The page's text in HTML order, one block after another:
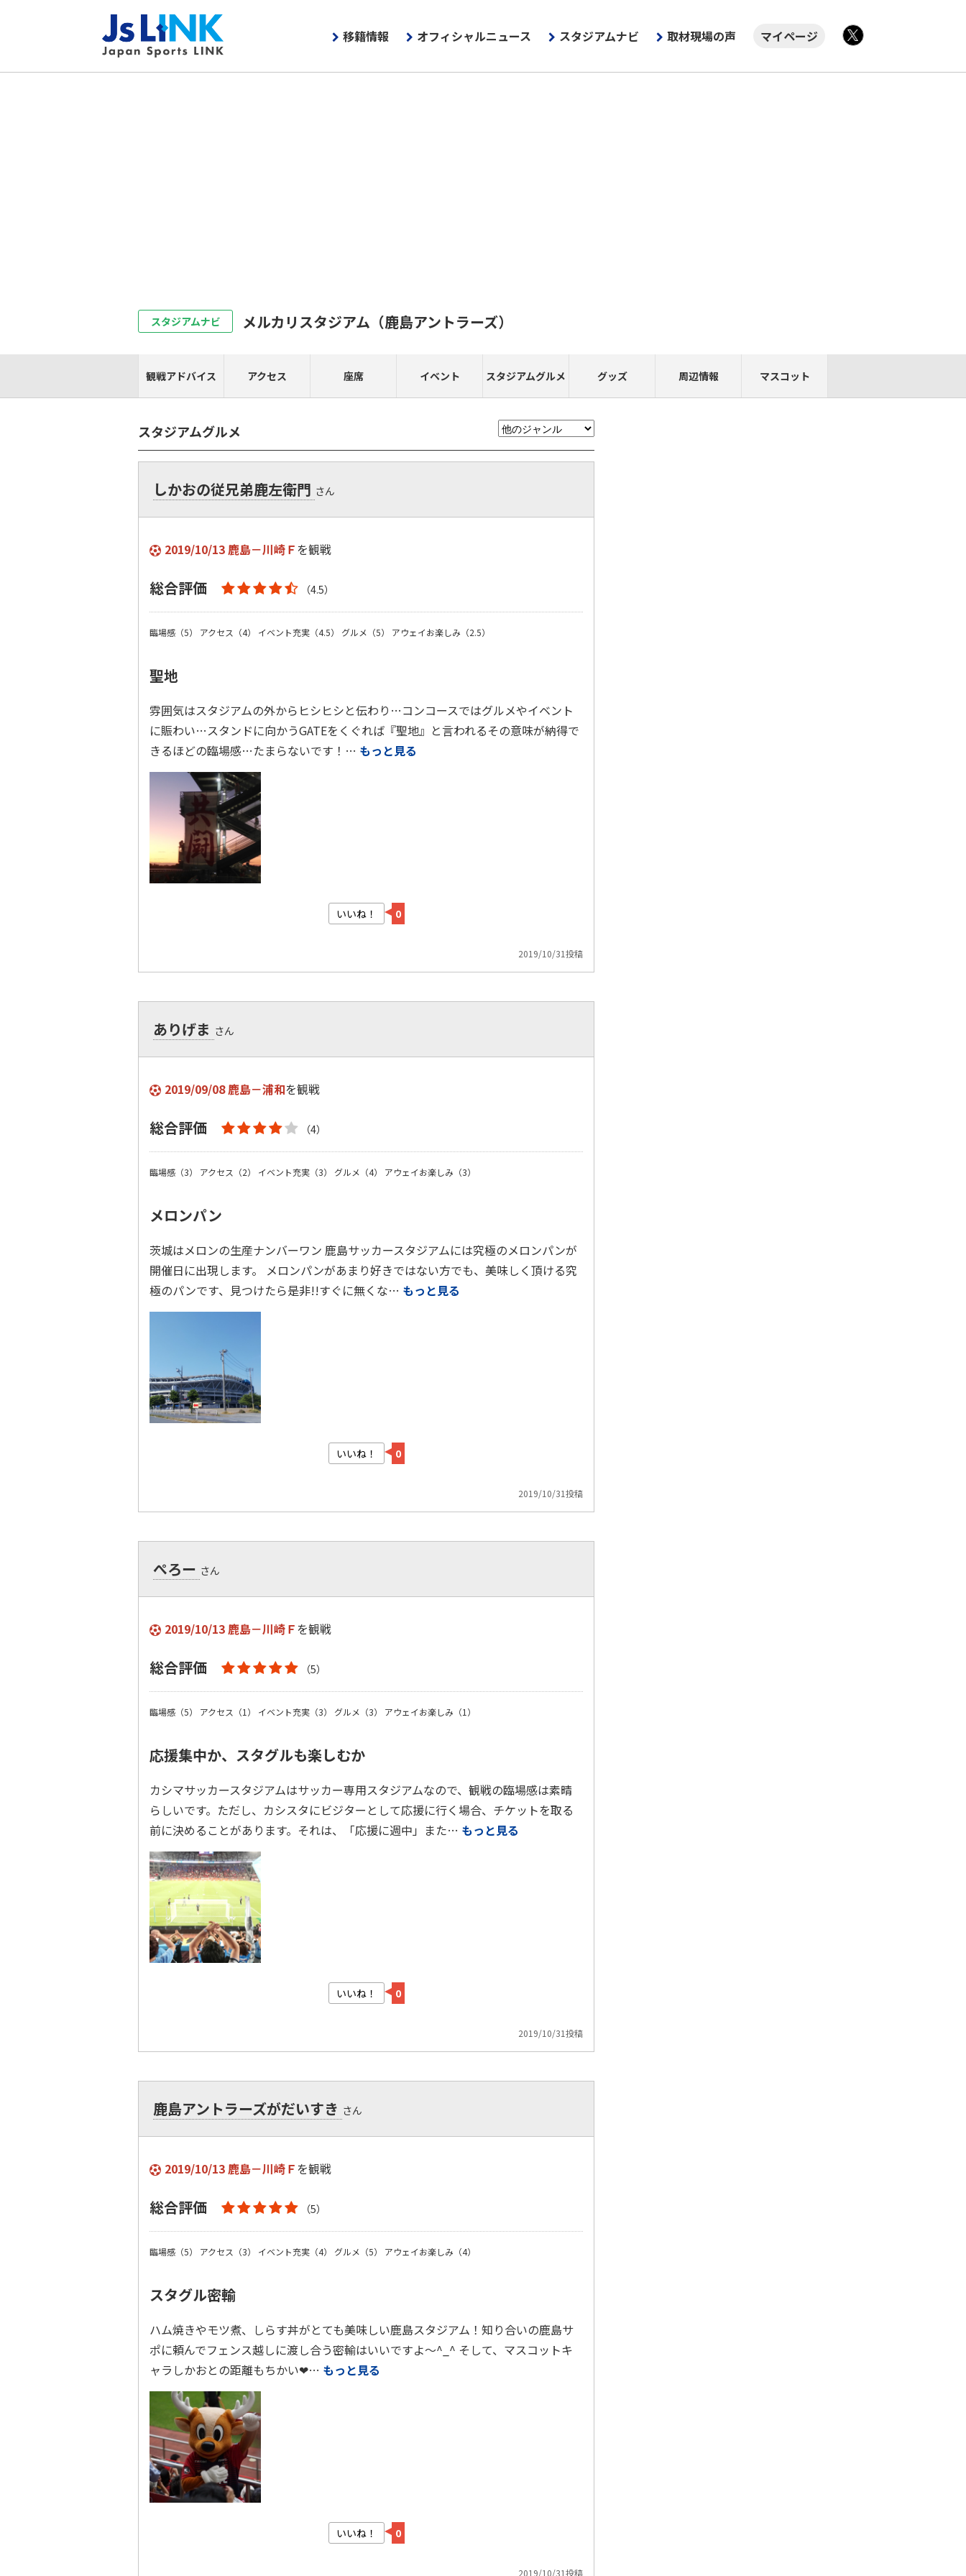
移籍情報 オフィシャルニュース スタジアムナビ 取材現場の声
マイページ
スタジアムナビ メルカリスタジアム（鹿島アントラーズ）
観戦アドバイス アクセス 座席 イベント スタジアムグルメ グッズ 周辺情報 マスコット
スタジアムグルメ
しかおの従兄弟鹿左衛門 さん
2019/10/13 鹿島－川崎Ｆを観戦
総合評価 （4.5）
臨場感（5） アクセス（4） イベント充実（4.5） グルメ（5） アウェイお楽しみ（2.5）
聖地
雰囲気はスタジアムの外からヒシヒシと伝わり…コンコースではグルメやイベント
に賑わい…スタンドに向かうGATEをくぐれば『聖地』と言われるその意味が納得で
きるほどの臨場感…たまらないです！… もっと見る
いいね！ 0
2019/10/31投稿
ありげま さん
2019/09/08 鹿島－浦和を観戦
総合評価 （4）
臨場感（3） アクセス（2） イベント充実（3） グルメ（4） アウェイお楽しみ（3）
メロンパン
茨城はメロンの生産ナンバーワン 鹿島サッカースタジアムには究極のメロンパンが
開催日に出現します。 メロンパンがあまり好きではない方でも、美味しく頂ける究
極のパンです、見つけたら是非!!すぐに無くな… もっと見る
いいね！ 0
2019/10/31投稿
ぺろー さん
2019/10/13 鹿島－川崎Ｆを観戦
総合評価 （5）
臨場感（5） アクセス（1） イベント充実（3） グルメ（3） アウェイお楽しみ（1）
応援集中か、スタグルも楽しむか
カシマサッカースタジアムはサッカー専用スタジアムなので、観戦の臨場感は素晴
らしいです。ただし、カシスタにビジターとして応援に行く場合、チケットを取る
前に決めることがあります。それは、「応援に週中」また… もっと見る
いいね！ 0
2019/10/31投稿
鹿島アントラーズがだいすき さん
2019/10/13 鹿島－川崎Ｆを観戦
総合評価 （5）
臨場感（5） アクセス（3） イベント充実（4） グルメ（5） アウェイお楽しみ（4）
スタグル密輸
ハム焼きやモツ煮、しらす丼がとても美味しい鹿島スタジアム！知り合いの鹿島サ
ポに頼んでフェンス越しに渡し合う密輸はいいですよ〜^_^ そして、マスコットキ
ャラしかおとの距離もちかい❤︎… もっと見る
いいね！ 0
2019/10/31投稿